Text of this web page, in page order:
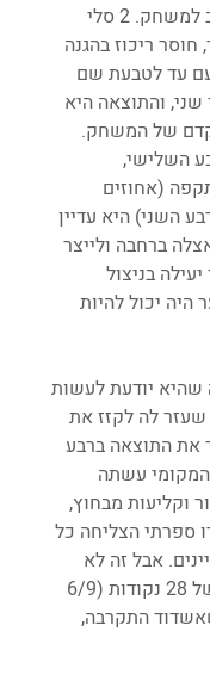
כאמור, ירושלים פשוט לא נכנסה טוב למשחק. 2 סלי
אחד, חוסר ריכוז בהגנה
עד לטבעת שם
והתוצאה היא
של המשחק.
השלישי,
(אחוזים
ברבע השני) היא עדיין
ברחבה ולייצר
בניצול
יכול להיות
שהיא יודעת לעשות
שעזר לה לקזז את
את התוצאה ברבע
המקומי עשתה
וקליעות מבחוץ,
ספרתי הצליחה כל
אבל זה לא
פעם שאשדוד התקרבה,